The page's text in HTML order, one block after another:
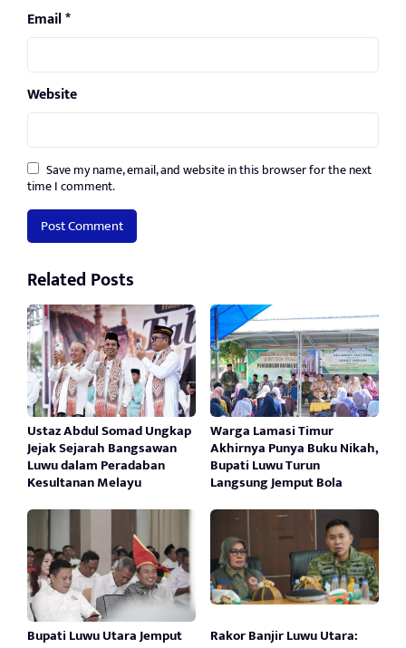
Email*
Website
Save my name, email, and website in this browser for the next
time I comment.
Related Posts
Ustaz Abdul Somad Ungkap
Jejak Sejarah Bangsawan
Luwu dalam Peradaban
Kesultanan Melayu
Warga Lamasi Timur
Akhirnya Punya Buku Nikah,
Bupati Luwu Turun
Langsung Jemput Bola
Bupati Luwu Utara Jemput Rakor Banjir Luwu Utara: